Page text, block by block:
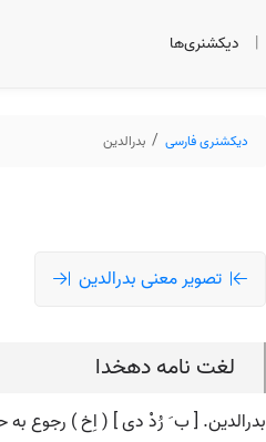
| دیکشنری‌ها
دیکشنری فارسی بدرالدین
تصویر معنی بدرالدین
لغت نامه دهخدا
بدرالدین. [ ب َ رُدْ دی ] ( اِخ ) رجوع